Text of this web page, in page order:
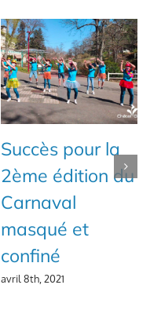
Succès pour la
2ème édition du
Carnaval
masqué et
confiné
avril 8th, 2021